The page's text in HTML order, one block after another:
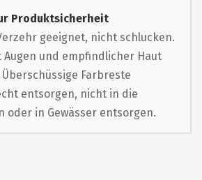
Produktsicherheit
geeignet, nicht schlucken.
Augen und empfindlicher Haut
Farbreste
entsorgen, nicht in die
oder in Gewässer entsorgen.